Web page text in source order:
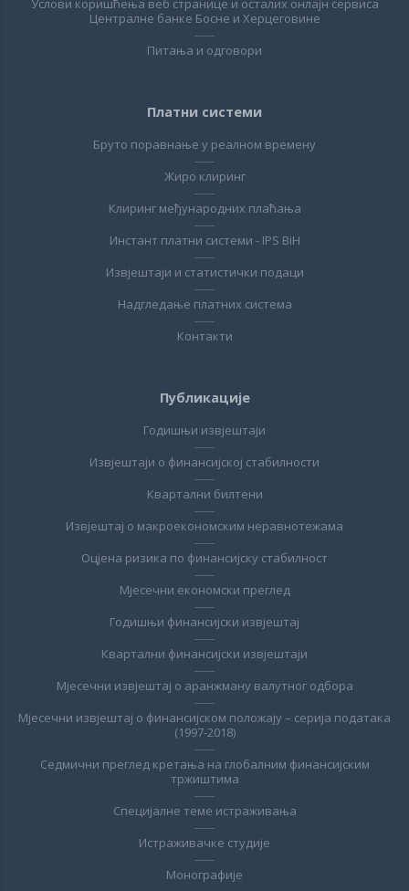
Услови коришћења веб странице и осталих онлајн сервиса
Централне банке Босне и Херцеговине
Питања и одговори
Платни системи
Бруто поравнање у реалном времену
Жиро клиринг
Клиринг међународних плаћања
Инстант платни системи - IPS BiH
Извјештаји и статистички подаци
Надгледање платних система
Контакти
Публикације
Годишњи извјештаји
Извјештаји о финансијској стабилности
Квартални билтени
Извјештај о макроекономским неравнотежама
Оцјена ризика по финансијску стабилност
Мјесечни економски преглед
Годишњи финансијски извјештај
Квартални финансијски извјештаји
Мјесечни извјештај о аранжману валутног одбора
Мјесечни извјештај о финансијском положају – серија података
(1997-2018)
Седмични преглед кретања на глобалним финансијским
тржиштима
Специјалне теме истраживања
Истраживачке студије
Монографије